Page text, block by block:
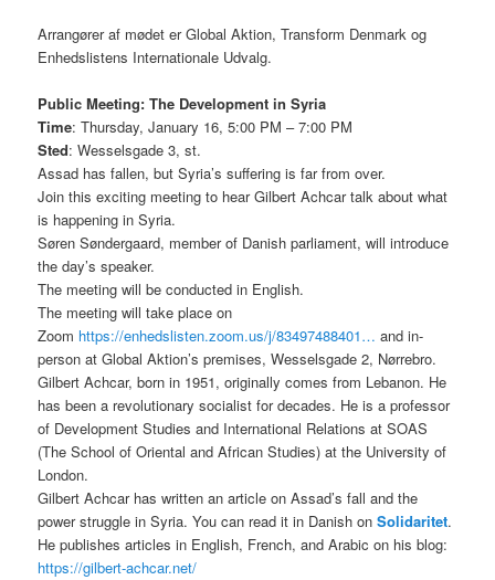
Arrangører af mødet er Global Aktion, Transform Denmark og
Enhedslistens Internationale Udvalg.
Public Meeting: The Development in Syria
Time: Thursday, January 16, 5:00 PM – 7:00 PM
Sted: Wesselsgade 3, st.
Assad has fallen, but Syria’s suffering is far from over.
Join this exciting meeting to hear Gilbert Achcar talk about what
is happening in Syria.
Søren Søndergaard, member of Danish parliament, will introduce
the day’s speaker.
The meeting will be conducted in English.
The meeting will take place on
Zoom https://enhedslisten.zoom.us/j/83497488401… and in-
person at Global Aktion’s premises, Wesselsgade 2, Nørrebro.
Gilbert Achcar, born in 1951, originally comes from Lebanon. He
has been a revolutionary socialist for decades. He is a professor
of Development Studies and International Relations at SOAS
(The School of Oriental and African Studies) at the University of
London.
Gilbert Achcar has written an article on Assad’s fall and the
power struggle in Syria. You can read it in Danish onSolidaritet.
He publishes articles in English, French, and Arabic on his blog:
https://gilbert-achcar.net/